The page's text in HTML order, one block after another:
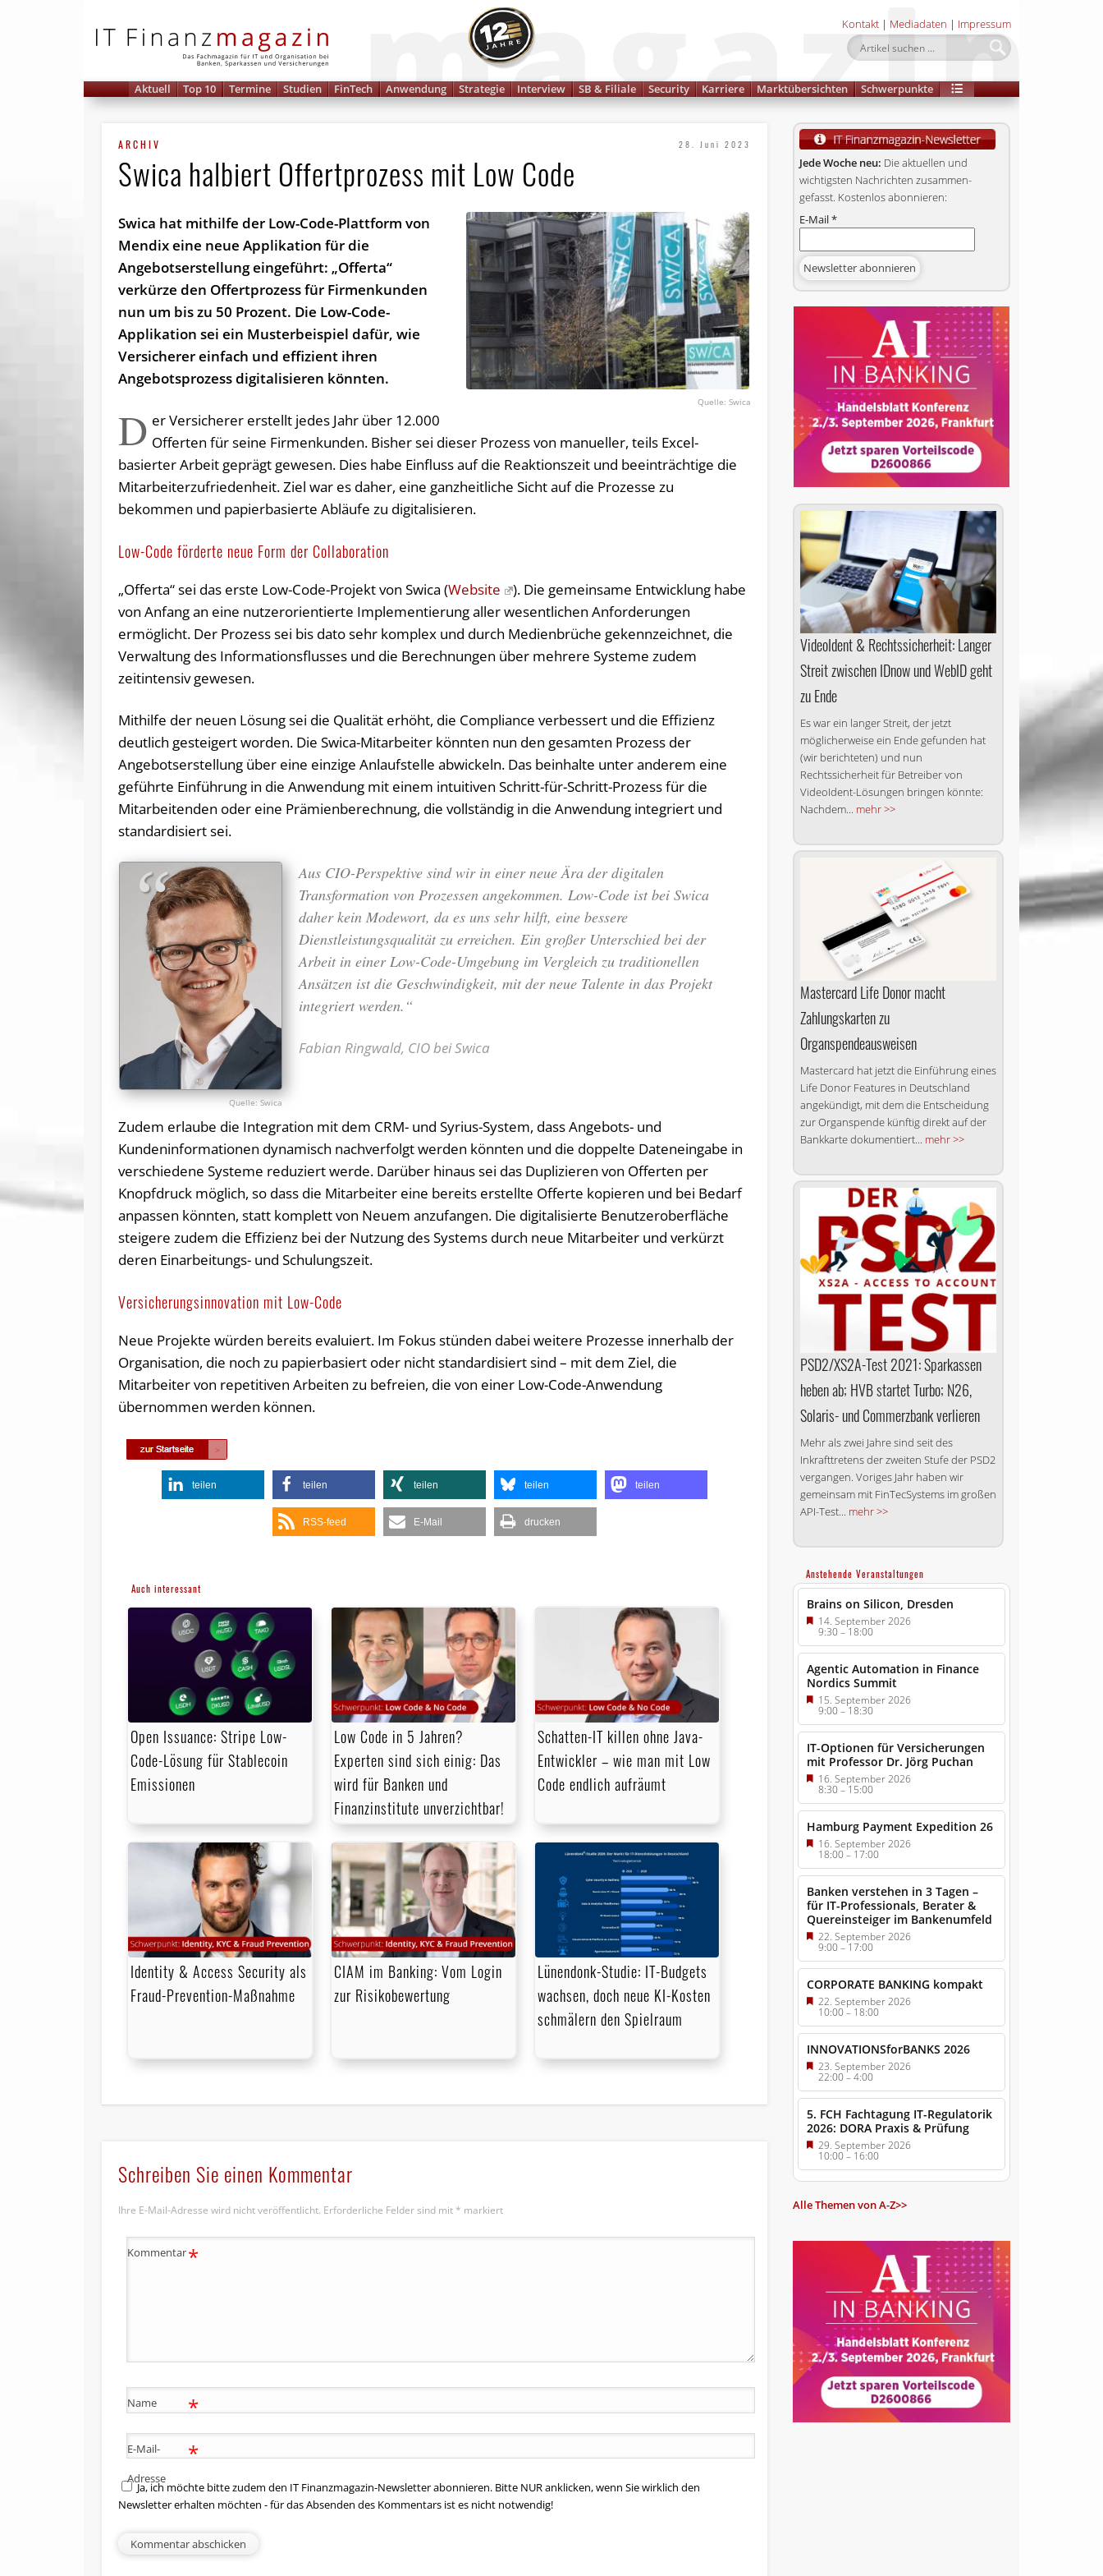
Kontakt | Mediadaten | Impressum
Aktuell Top 10 Termine Studien FinTech Anwendung Strategie Interview SB & Filiale Security Karriere Marktübersichten Schwerpunkte
ARCHIV 28. Juni 2023
Swica halbiert Offertprozess mit Low Code
Swica
Swica hat mithilfe der Low-Code-Plattform von
Mendix eine neue Applikation für die
Angebotserstellung eingeführt: „Offerta“
verkürze den Offertprozess für Firmenkunden
nun um bis zu 50 Prozent. Die Low-Code-
Applikation sei ein Musterbeispiel dafür, wie
Versicherer einfach und effizient ihren
Angebotsprozess digitalisieren könnten.
D er Versicherer erstellt jedes Jahr über 12.000
Offerten für seine Firmenkunden. Bisher sei dieser Prozess von manueller, teils Excel-
basierter Arbeit geprägt gewesen. Dies habe Einfluss auf die Reaktionszeit und beeinträchtige die
Mitarbeiterzufriedenheit. Ziel war es daher, eine ganzheitliche Sicht auf die Prozesse zu
bekommen und papierbasierte Abläufe zu digitalisieren.
Low-Code förderte neue Form der Collaboration
„Offerta“ sei das erste Low-Code-Projekt von Swica (Website
). Die gemeinsame Entwicklung habe
von Anfang an eine nutzerorientierte Implementierung aller wesentlichen Anforderungen
ermöglicht. Der Prozess sei bis dato sehr komplex und durch Medienbrüche gekennzeichnet, die
Verwaltung des Informationsflusses und die Berechnungen über mehrere Systeme zudem
zeitintensiv gewesen.
Mithilfe der neuen Lösung sei die Qualität erhöht, die Compliance verbessert und die Effizienz
deutlich gesteigert worden. Die Swica-Mitarbeiter könnten nun den gesamten Prozess der
Angebotserstellung über eine einzige Anlaufstelle abwickeln. Das beinhalte unter anderem eine
geführte Einführung in die Anwendung mit einem intuitiven Schritt-für-Schritt-Prozess für die
Mitarbeitenden oder eine Prämienberechnung, die vollständig in die Anwendung integriert und
standardisiert sei.
Swica
Aus CIO-Perspektive sind wir in einer neue Ära der digitalen
Transformation von Prozessen angekommen. Low-Code ist bei Swica
daher kein Modewort, da es uns sehr hilft, eine bessere
Dienstleistungsqualität zu erreichen. Ein großer Unterschied bei der
Arbeit in einer Low-Code-Umgebung im Vergleich zu traditionellen
Ansätzen ist die Geschwindigkeit, mit der neue Talente in das Projekt
integriert werden.“
Fabian Ringwald, CIO bei Swica
Zudem erlaube die Integration mit dem CRM- und Syrius-System, dass Angebots- und
Kundeninformationen dynamisch nachverfolgt werden könnten und die doppelte Dateneingabe in
verschiedene Systeme reduziert werde. Darüber hinaus sei das Duplizieren von Offerten per
Knopfdruck möglich, so dass die Mitarbeiter eine bereits erstellte Offerte kopieren und bei Bedarf
anpassen könnten, statt komplett von Neuem anzufangen. Die digitalisierte Benutzeroberfläche
steigere zudem die Effizienz bei der Nutzung des Systems durch neue Mitarbeiter und verkürzt
deren Einarbeitungs- und Schulungszeit.
Versicherungsinnovation mit Low-Code
Neue Projekte würden bereits evaluiert. Im Fokus stünden dabei weitere Prozesse innerhalb der
Organisation, die noch zu papierbasiert oder nicht standardisiert sind – mit dem Ziel, die
Mitarbeiter von repetitiven Arbeiten zu befreien, die von einer Low-Code-Anwendung
übernommen werden können.
teilen teilen teilen teilen teilen
RSS-feed E-Mail drucken
Auch interessant
Open Issuance: Stripe Low-
Code-Lösung für Stablecoin
Emissionen
Low Code in 5 Jahren?
Experten sind sich einig: Das
wird für Banken und
Finanzinstitute unverzichtbar!
Schatten-IT killen ohne Java-
Entwickler – wie man mit Low
Code endlich aufräumt
Identity & Access Security als
Fraud-Prevention-Maßnahme
CIAM im Banking: Vom Login
zur Risikobewertung
Lünendonk-Studie: IT-Budgets
wachsen, doch neue KI-Kosten
schmälern den Spielraum
Schreiben Sie einen Kommentar
Ihre E-Mail-Adresse wird nicht veröffentlicht. Erforderliche Felder sind mit * markiert
Kommentar*
Name *
E-Mail-
Adresse
*
Ja, ich möchte bitte zudem den IT Finanzmagazin-Newsletter abonnieren. Bitte NUR anklicken, wenn Sie wirklich den
Newsletter erhalten möchten - für das Absenden des Kommentars ist es nicht notwendig!
Jede Woche neu: Die aktuellen und
wichtigsten Nachrichten zusammen­
gefasst. Kostenlos abonnieren:
E-Mail*
VideoIdent & Rechtssicherheit: Langer
Streit zwischen IDnow und WebID geht
zu Ende
Es war ein langer Streit, der jetzt
möglicherweise ein Ende gefunden hat
(wir berichteten) und nun
Rechtssicherheit für Betreiber von
VideoIdent-Lösungen bringen könnte:
Nachdem... mehr >>
Mastercard Life Donor macht
Zahlungskarten zu
Organspendeausweisen
Mastercard hat jetzt die Einführung eines
Life Donor Features in Deutschland
angekündigt, mit dem die Entscheidung
zur Organspende künftig direkt auf der
Bankkarte dokumentiert... mehr >>
PSD2/XS2A-Test 2021: Sparkassen
heben ab; HVB startet Turbo; N26,
Solaris- und Commerzbank verlieren
Mehr als zwei Jahre sind seit des
Inkrafttretens der zweiten Stufe der PSD2
vergangen. Voriges Jahr haben wir
gemeinsam mit FinTecSystems im großen
API-Test... mehr >>
Anstehende Veranstaltungen
Brains on Silicon, Dresden
14. September 2026
9:30–18:00
Agentic Automation in Finance
Nordics Summit
15. September 2026
9:00–18:30
IT-Optionen für Versicherungen
mit Professor Dr. Jörg Puchan
16. September 2026
8:30–15:00
Hamburg Payment Expedition 26
16. September 2026
18:00– 17:00
Banken verstehen in 3 Tagen –
für IT-Professionals, Berater &
Quereinsteiger im Bankenumfeld
22. September 2026
9:00–17:00
CORPORATE BANKING kompakt
22. September 2026
10:00– 18:00
INNOVATIONSforBANKS 2026
23. September 2026
22:00–4:00
5. FCH Fachtagung IT-Regulatorik
2026: DORA Praxis & Prüfung
29. September 2026
10:00– 16:00
Alle Themen von A-Z>>